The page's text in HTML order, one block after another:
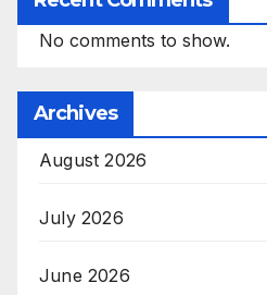
No comments to show.
Archives
August 2026
July 2026
June 2026